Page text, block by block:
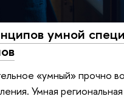
умной
«умный» прочно
Умная